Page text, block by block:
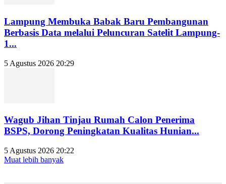
Lampung Membuka Babak Baru Pembangunan
Berbasis Data melalui Peluncuran Satelit Lampung-
1...
5 Agustus 2026 20:29
Wagub Jihan Tinjau Rumah Calon Penerima
BSPS, Dorong Peningkatan Kualitas Hunian...
5 Agustus 2026 20:22
Muat lebih banyak